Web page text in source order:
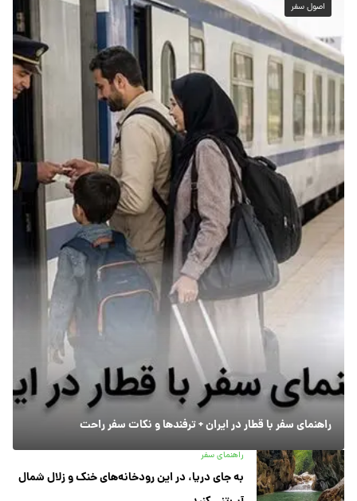
اصول سفر
راهنمای سفر با قطار در ایران + ترفندها و نکات سفر راحت
راهنمای سفر
به جای دریا، در این رودخانه‌های خنک و زلال شمال